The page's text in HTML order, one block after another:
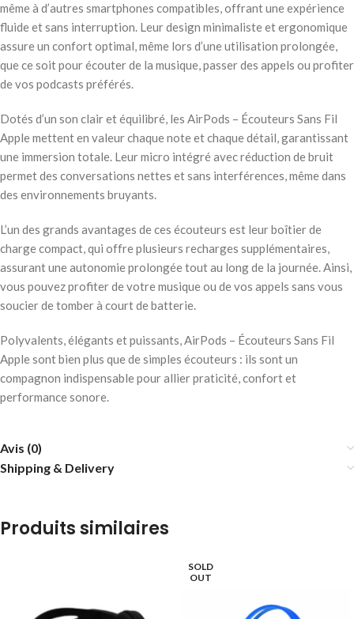
même à d’autres smartphones compatibles, offrant une expérience
fluide et sans interruption. Leur design minimaliste et ergonomique
assure un confort optimal, même lors d’une utilisation prolongée,
que ce soit pour écouter de la musique, passer des appels ou profiter
de vos podcasts préférés.
Dotés d’un son clair et équilibré, les AirPods – Écouteurs Sans Fil
Apple mettent en valeur chaque note et chaque détail, garantissant
une immersion totale. Leur micro intégré avec réduction de bruit
permet des conversations nettes et sans interférences, même dans
des environnements bruyants.
L’un des grands avantages de ces écouteurs est leur boîtier de
charge compact, qui offre plusieurs recharges supplémentaires,
assurant une autonomie prolongée tout au long de la journée. Ainsi,
vous pouvez profiter de votre musique ou de vos appels sans vous
soucier de tomber à court de batterie.
Polyvalents, élégants et puissants, AirPods – Écouteurs Sans Fil
Apple sont bien plus que de simples écouteurs : ils sont un
compagnon indispensable pour allier praticité, confort et
performance sonore.
Avis (0)
Shipping & Delivery
Produits similaires
SOLD
OUT